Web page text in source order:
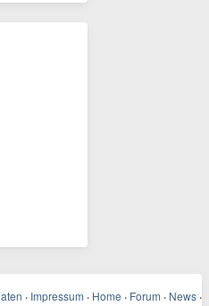
· Impressum · Home · Forum · News ·